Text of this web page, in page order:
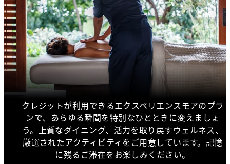
クレジットが利用できるエクスペリエンスモアのプラ
ンで、あらゆる瞬間を特別なひとときに変えましょ
う。上質なダイニング、活力を取り戻すウェルネス、
厳選されたアクティビティをご用意しています。記憶
に残るご滞在をお楽しみください。